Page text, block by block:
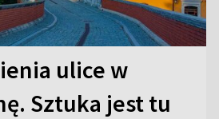
ulice w
Sztuka jest tu